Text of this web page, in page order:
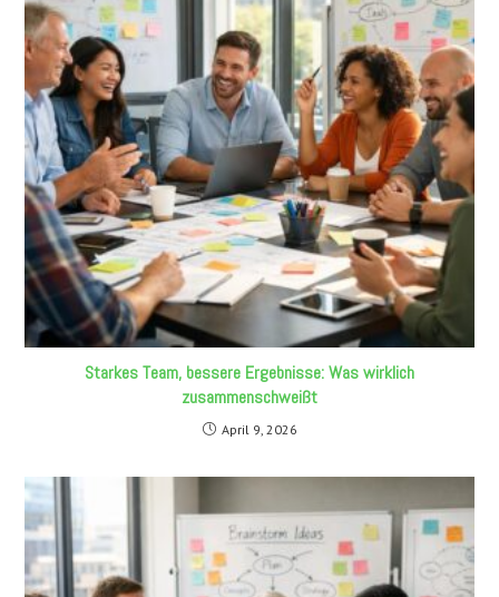
Starkes Team, bessere Ergebnisse: Was wirklich
zusammenschweißt
April 9, 2026